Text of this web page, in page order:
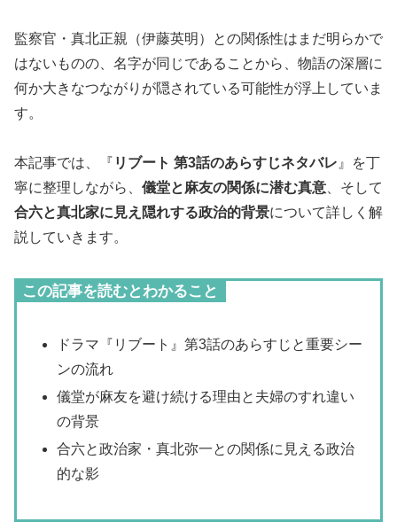
監察官・真北正親（伊藤英明）との関係性はまだ明らかで
はないものの、名字が同じであることから、物語の深層に
何か大きなつながりが隠されている可能性が浮上していま
す。
本記事では、『 リブート 第3話のあらすじネタバレ 』を丁
寧に整理しながら、 儀堂と麻友の関係に潜む真意 、そして
合六と真北家に見え隠れする政治的背景について詳しく解
説していきます。
この記事を読むとわかること
ドラマ『リブート』第3話のあらすじと重要シー
ンの流れ
儀堂が麻友を避け続ける理由と夫婦のすれ違い
の背景
合六と政治家・真北弥一との関係に見える政治
的な影